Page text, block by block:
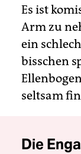
Es ist
Arm zu
ein
bisschen
seltsam
Die